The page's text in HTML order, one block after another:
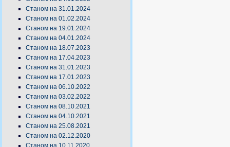
Станом на 31.01.2024
Станом на 01.02.2024
Станом на 19.01.2024
Станом на 04.01.2024
Станом на 18.07.2023
Станом на 17.04.2023
Станом на 31.01.2023
Станом на 17.01.2023
Станом на 06.10.2022
Станом на 03.02.2022
Станом на 08.10.2021
Станом на 04.10.2021
Станом на 25.08.2021
Станом на 02.12.2020
Станом на 10.11.2020